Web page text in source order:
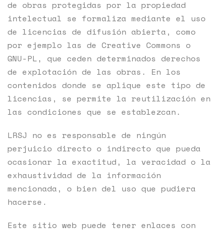
de obras protegidas por la propiedad
intelectual se formaliza mediante el uso
de licencias de difusión abierta, como
por ejemplo las de Creative Commons o
GNU-PL, que ceden determinados derechos
de explotación de las obras. En los
contenidos donde se aplique este tipo de
licencias, se permite la reutilización en
las condiciones que se establezcan.
LRSJ no es responsable de ningún
perjuicio directo o indirecto que pueda
ocasionar la exactitud, la veracidad o la
exhaustividad de la información
mencionada, o bien del uso que pudiera
hacerse.
Este sitio web puede tener enlaces con